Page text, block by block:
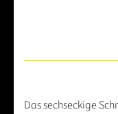
Das sechseckige